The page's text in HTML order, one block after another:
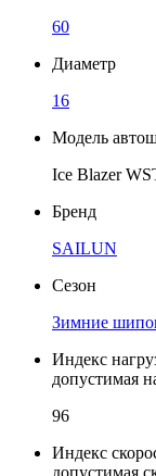
60
Диаметр
16
Модель
Ice Blazer
Бренд
SAILUN
Сезон
Зимние
Индекс
допустимая
96
Индекс
допустимая